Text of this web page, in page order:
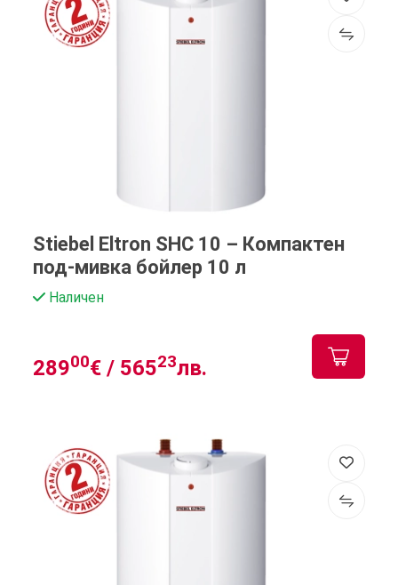
Stiebel Eltron SHC 10 – Компактен
под-мивка бойлер 10 л
Наличен
28900€ / 56523лв.